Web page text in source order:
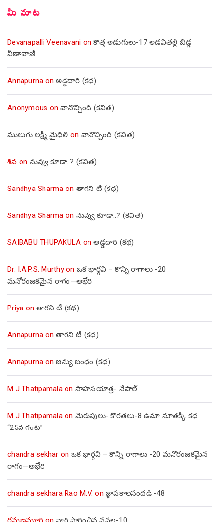
మీ మాట
Devanapalli Veenavani onకొత్త అడుగులు-17 అడవితల్లి బిడ్డ
వీణావాణి
Annapurna onఅడ్డదారి (కథ)
Anonymous onవానొచ్చింది (కవిత)
ములుగు లక్ష్మీ మైథిలి on వానొచ్చింది (కవిత)
శివ on నువ్వు కూడా..? (కవిత)
Sandhya Sharma on తాగని టీ (కథ)
Sandhya Sharma on నువ్వు కూడా..? (కవిత)
SAIBABU THUPAKULA onఅడ్డదారి (కథ)
Dr. I.A.P.S. Murthyon ఒక భార్గవి – కొన్ని రాగాలు -20
మనోరంజకమైన రాగం—అభేరి
Priya onతాగని టీ (కథ)
Annapurna onతాగని టీ (కథ)
Annapurna onజన్యు బంధం (కథ)
M J Thatipamalaon సాహసయాత్ర- నేపాల్‌
M J Thatipamalaon మెరుపులు- కొరతలు-8 ఉమా నూతక్కి కథ
“25వ గంట”
chandra sekhar on ఒక భార్గవి – కొన్ని రాగాలు -20 మనోరంజకమైన
రాగం—అభేరి
chandra sekhara Rao M.V. on జ్ఞాపకాలసందడి -48
రమణమూర్తి onనారి సారించిన నవల-10